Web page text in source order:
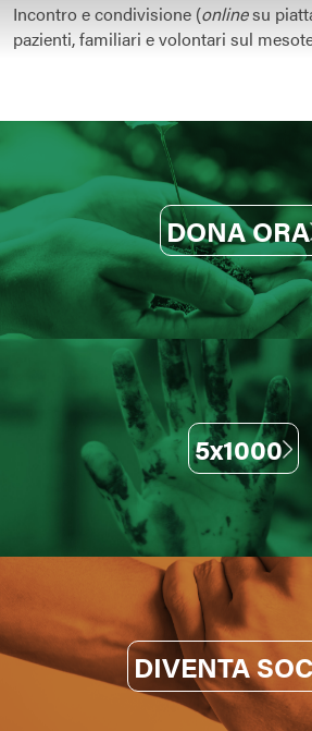
Incontro e condivisione (onlinesu
pazienti, familiari e volontari sul
DONA ORA
5x1000
DIVENTA